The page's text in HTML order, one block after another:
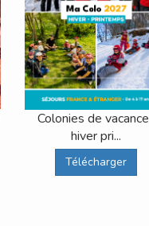
Colonies de
hiver pri...
Télécharger